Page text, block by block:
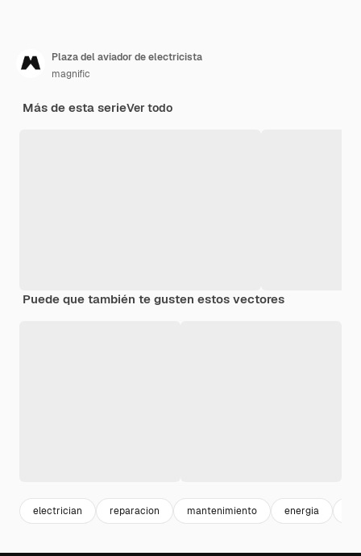
Plaza del aviador de electricista
magnific
Más de esta serieVer todo
Puede que también te gusten estos vectores
electrician reparacion mantenimiento energia